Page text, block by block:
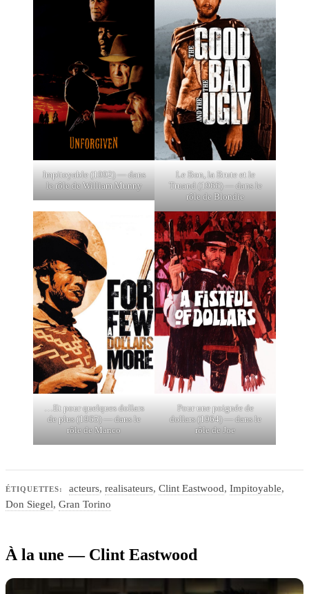
Impitoyable (1992) — dans
le rôle de William Munny
Le Bon, la Brute et le
Truand (1966) — dans le
rôle de Blondie
…Et pour quelques dollars
de plus (1965) — dans le
rôle de Manco
Pour une poignée de
dollars (1964) — dans le
rôle de Joe
ÉTIQUETTES: acteurs, realisateurs, Clint Eastwood, Impitoyable,
Don Siegel, Gran Torino
À la une — Clint Eastwood